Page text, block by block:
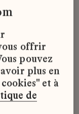
ait pas
pour le
offrir
pouvez
plus en
et à
de